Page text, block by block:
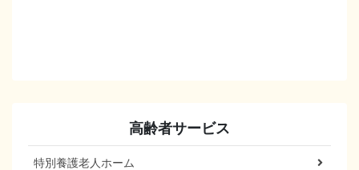
高齢者サービス
特別養護老人ホーム